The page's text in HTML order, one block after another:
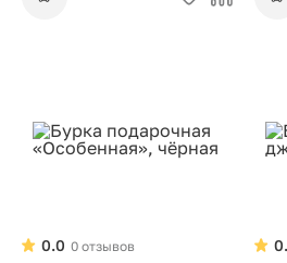
0 отзывов
0.0